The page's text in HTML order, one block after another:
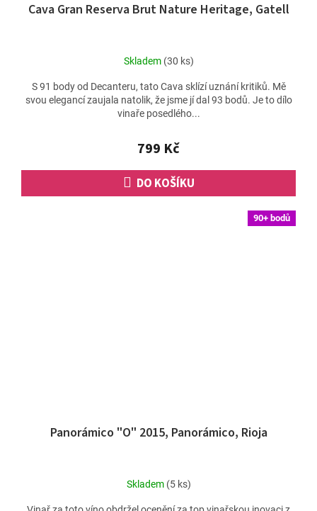
Cava Gran Reserva Brut Nature Heritage, Gatell
Skladem (30 ks)
799 Kč
DO KOŠÍKU
S 91 body od Decanteru, tato Cava sklízí uznání kritiků. Mě
svou elegancí zaujala natolik, že jsme jí dal 93 bodů. Je to dílo
vinaře posedlého...
90+ bodů
Panorámico "O" 2015, Panorámico, Rioja
Skladem (5 ks)